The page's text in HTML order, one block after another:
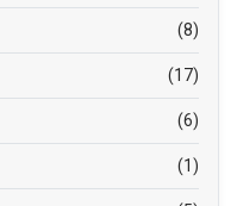
(8)
(17)
(6)
(1)